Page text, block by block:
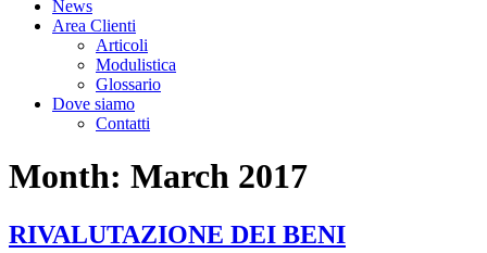
News
Area Clienti
Articoli
Modulistica
Glossario
Dove siamo
Contatti
Month: March 2017
RIVALUTAZIONE DEI BENI